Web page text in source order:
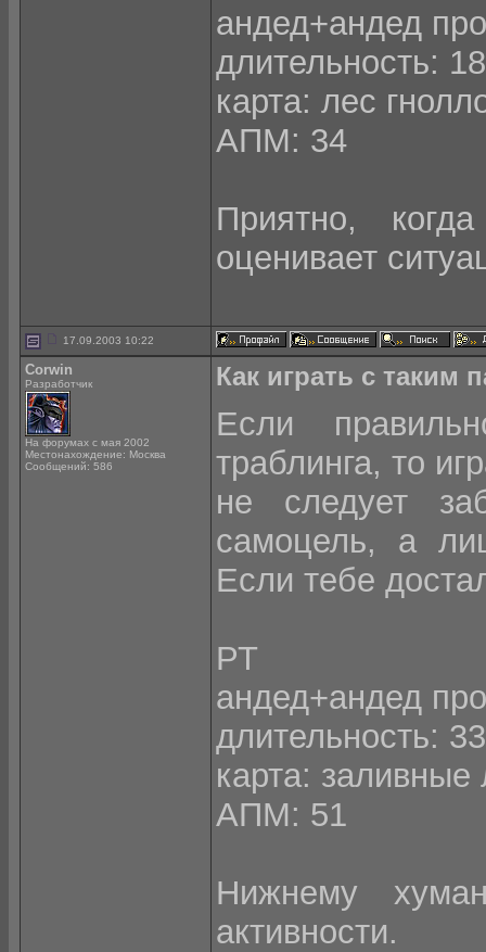
андед+андед
длительность:
карта: лес
АПМ: 34
Приятно,
оценивает
17.09.2003 10:22
Corwin
Разработчик
На форумах с мая 2002
Местонахождение: Москва
Сообщений: 586
Как играть с таким
Если
траблинга, то
не следует
самоцель, а
Если тебе
РТ
андед+андед
длительность:
карта: заливные
АПМ: 51
Нижнему
активности.